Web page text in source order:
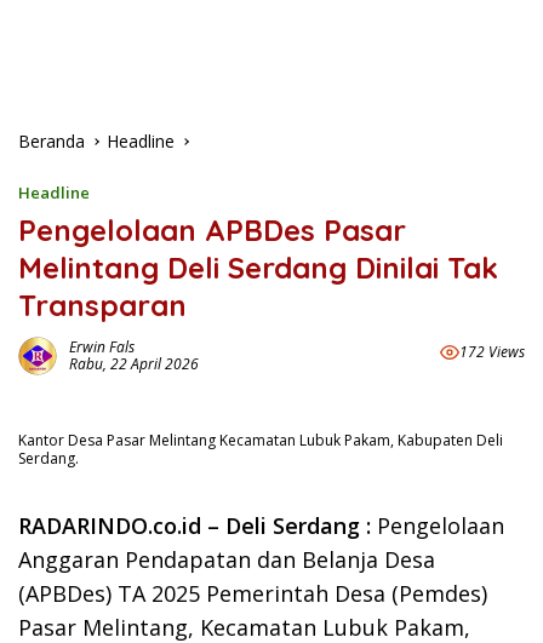
Beranda Headline
Headline
Pengelolaan APBDes Pasar
Melintang Deli Serdang Dinilai Tak
Transparan
Erwin Fals
Rabu, 22 April 2026
172 Views
Kantor Desa Pasar Melintang Kecamatan Lubuk Pakam, Kabupaten Deli
Serdang.
RADARINDO.co.id – Deli Serdang : Pengelolaan
Anggaran Pendapatan dan Belanja Desa
(APBDes) TA 2025 Pemerintah Desa (Pemdes)
Pasar Melintang, Kecamatan Lubuk Pakam,